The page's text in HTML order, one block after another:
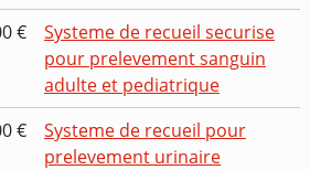
€
Systeme de recueil securise
pour prelevement sanguin
adulte et pediatrique
€
Systeme de recueil pour
prelevement urinaire